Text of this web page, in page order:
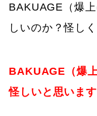
BAKUAGE（爆
しいのか？怪し
BAKUAGE（爆
怪しいと思います